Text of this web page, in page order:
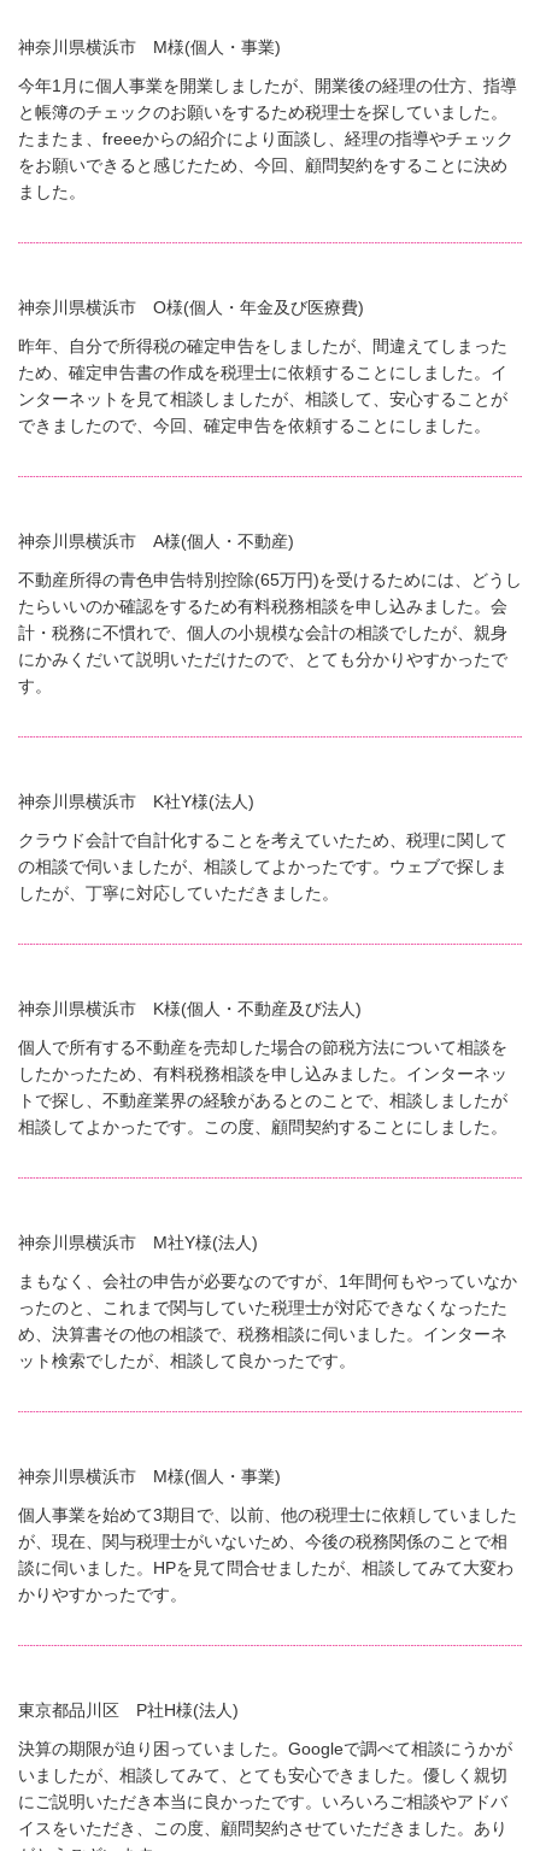
神奈川県横浜市 M様(個人・事業)
今年1月に個人事業を開業しましたが、開業後の経理の仕方、指導
と帳簿のチェックのお願いをするため税理士を探していました。
たまたま、freeeからの紹介により面談し、経理の指導やチェック
をお願いできると感じたため、今回、顧問契約をすることに決め
ました。
神奈川県横浜市 O様(個人・年金及び医療費)
昨年、自分で所得税の確定申告をしましたが、間違えてしまった
ため、確定申告書の作成を税理士に依頼することにしました。イ
ンターネットを見て相談しましたが、相談して、安心することが
できましたので、今回、確定申告を依頼することにしました。
神奈川県横浜市 A様(個人・不動産)
不動産所得の青色申告特別控除(65万円)を受けるためには、どうし
たらいいのか確認をするため有料税務相談を申し込みました。会
計・税務に不慣れで、個人の小規模な会計の相談でしたが、親身
にかみくだいて説明いただけたので、とても分かりやすかったで
す。
神奈川県横浜市 K社Y様(法人)
クラウド会計で自計化することを考えていたため、税理に関して
の相談で伺いましたが、相談してよかったです。ウェブで探しま
したが、丁寧に対応していただきました。
神奈川県横浜市 K様(個人・不動産及び法人)
個人で所有する不動産を売却した場合の節税方法について相談を
したかったため、有料税務相談を申し込みました。インターネッ
トで探し、不動産業界の経験があるとのことで、相談しましたが
相談してよかったです。この度、顧問契約することにしました。
神奈川県横浜市 M社Y様(法人)
まもなく、会社の申告が必要なのですが、1年間何もやっていなか
ったのと、これまで関与していた税理士が対応できなくなったた
め、決算書その他の相談で、税務相談に伺いました。インターネ
ット検索でしたが、相談して良かったです。
神奈川県横浜市 M様(個人・事業)
個人事業を始めて3期目で、以前、他の税理士に依頼していました
が、現在、関与税理士がいないため、今後の税務関係のことで相
談に伺いました。HPを見て問合せましたが、相談してみて大変わ
かりやすかったです。
東京都品川区 P社H様(法人)
決算の期限が迫り困っていました。Googleで調べて相談にうかが
いましたが、相談してみて、とても安心できました。優しく親切
にご説明いただき本当に良かったです。いろいろご相談やアドバ
イスをいただき、この度、顧問契約させていただきました。あり